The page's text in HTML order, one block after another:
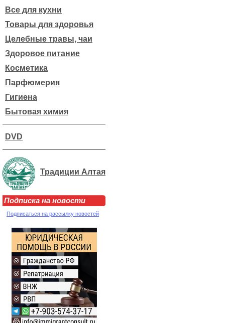
Все для кухни
Товары для здоровья
Целебные травы, чаи
Здоровое питание
Косметика
Парфюмерия
Гигиена
Бытовая химия
DVD
Традиции Алтая
Подписка на новости
Подписаться на рассылку новостей